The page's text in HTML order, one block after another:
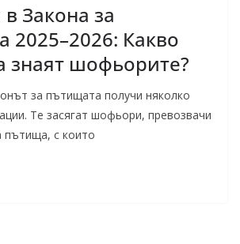
Закона за
2025–2026: Какво
знаят шофьорите?
за пътищата получи няколко
Те засягат шофьори, превозвачи
пътища, с които